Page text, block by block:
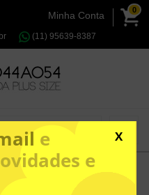
Minha Conta 0
(11) 95639-8387
e
e
X